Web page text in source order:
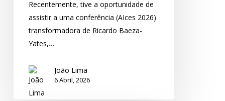
Recentemente, tive a oportunidade de
assistir a uma conferência (AIces 2026)
transformadora de Ricardo Baeza-
Yates,…
João Lima
6 Abril, 2026